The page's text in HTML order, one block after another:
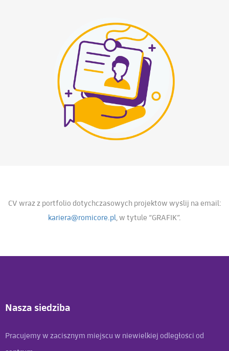
CV wraz z portfolio dotychczasowych projektów wyślij na email:
kariera@romicore.pl , w tytule “GRAFIK”.
Nasza siedziba
Pracujemy w zacisznym miejscu w niewielkiej odległości od